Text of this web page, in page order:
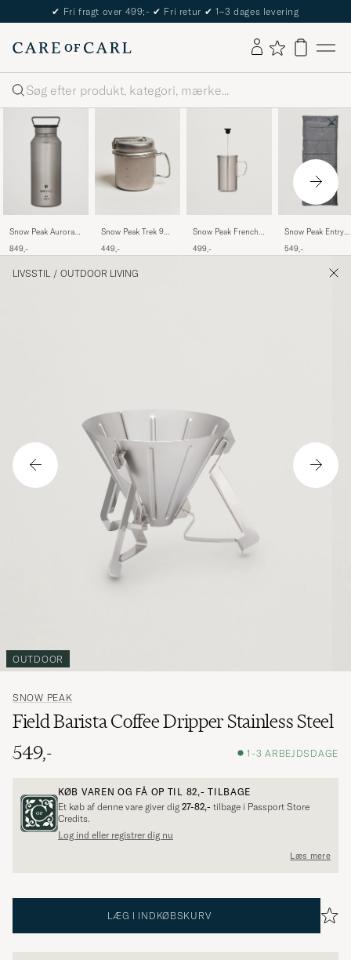
✔ Fri fragt over 499;- ✔ Fri retur ✔ 1–3 dages levering
Søg
Snow Peak Aurora
849,-
Snow Peak Trek 900
449,-
Snow Peak French
Titanium
499,-
Snow Peak Entry
549,-
LIVSSTIL / OUTDOOR LIVING
OUTDOOR
SNOW PEAK
Field Barista Coffee Dripper Stainless Steel
549,-
1-3 ARBEJDSDAGE
KØB VAREN OG FÅ OP TIL 82,- TILBAGE
Et køb af denne vare giver dig 27-82,- tilbage i Passport Store
Credits.
Log ind eller registrer dig nu
Læs mere
LÆG I INDKØBSKURV